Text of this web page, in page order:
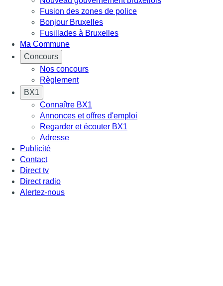
Fusion des zones de police
Bonjour Bruxelles
Fusillades à Bruxelles
Ma Commune
Concours
Nos concours
Règlement
BX1
Connaître BX1
Annonces et offres d'emploi
Regarder et écouter BX1
Adresse
Publicité
Contact
Direct tv
Direct radio
Alertez-nous